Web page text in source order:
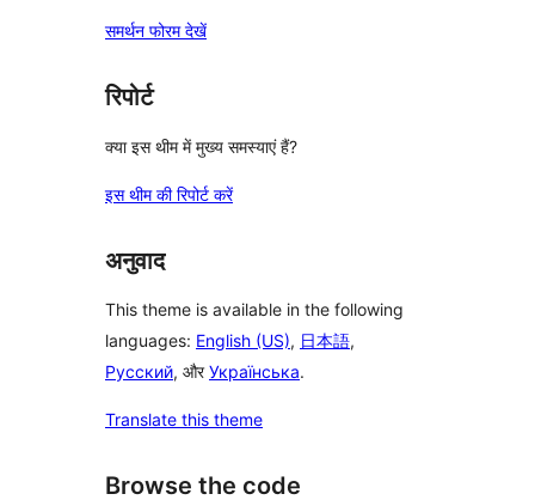
समर्थन फोरम देखें
रिपोर्ट
क्या इस थीम में मुख्य समस्याएं हैं?
इस थीम की रिपोर्ट करें
अनुवाद
This theme is available in the following
languages: English (US), 日本語,
Русский, औरУкраїнська.
Translate this theme
Browse the code